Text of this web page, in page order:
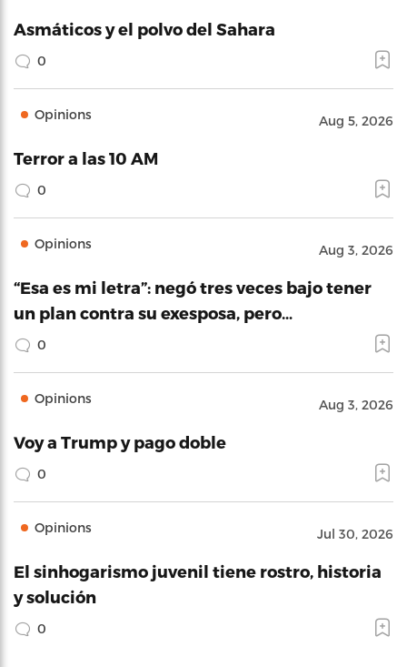
Asmáticos y el polvo del Sahara
0
Opinions Aug 5, 2026
Terror a las 10 AM
0
Opinions Aug 3, 2026
“Esa es mi letra”: negó tres veces bajo tener
un plan contra su exesposa, pero…
0
Opinions Aug 3, 2026
Voy a Trump y pago doble
0
Opinions Jul 30, 2026
El sinhogarismo juvenil tiene rostro, historia
y solución
0